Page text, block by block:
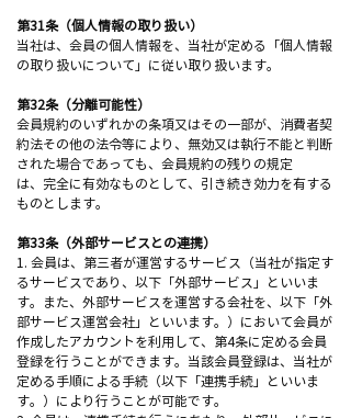
第31条（個人情報の取り扱い）
当社は、会員の個人情報を、当社が定める「個人情報
の取り扱いについて」に従い取り扱います。
第32条（分離可能性）
会員規約のいずれかの条項又はその一部が、消費者契
約法その他の法令等により、無効又は執行不能と判断
された場合であっても、会員規約の残りの規定
は、完全に有効なものとして、引き続き効力を有する
ものとします。
第33条（外部サービスとの連携）
1. 会員は、第三者が運営するサービス（当社が指定す
るサービスであり、以下「外部サービス」といいま
す。また、外部サービスを運営する会社を、以下「外
部サービス運営会社」といいます。）において会員が
作成したアカウントを利用して、第4条に定める会員
登録を行うことができます。当該会員登録は、当社が
定める手順による手続（以下「連携手続」といいま
す。）により行うことが可能です。